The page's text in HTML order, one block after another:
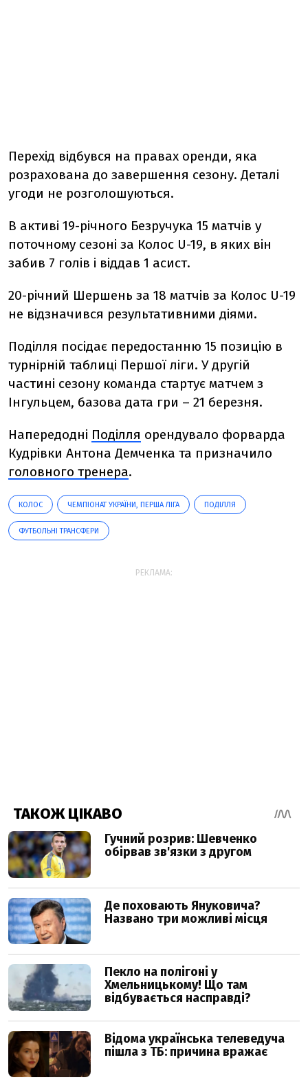
Перехід відбувся на правах оренди, яка
розрахована до завершення сезону. Деталі
угоди не розголошуються.
В активі 19-річного Безручука 15 матчів у
поточному сезоні за Колос U-19, в яких він
забив 7 голів і віддав 1 асист.
20-річний Шершень за 18 матчів за Колос U-19
не відзначився результативними діями.
Поділля посідає передостанню 15 позицію в
турнірній таблиці Першої ліги. У другій
частині сезону команда стартує матчем з
Інгульцем, базова дата гри – 21 березня.
Напередодні Поділля орендувало форварда
Кудрівки Антона Демченка та призначило
головного тренера.
КОЛОС ЧЕМПІОНАТ УКРАЇНИ, ПЕРША ЛІГА ПОДІЛЛЯ
ФУТБОЛЬНІ ТРАНСФЕРИ
РЕКЛАМА: